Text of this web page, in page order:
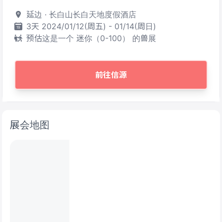
延边 · 长白山长白天地度假酒店
3天 2024/01/12(周五) - 01/14(周日)
预估这是一个 迷你（0-100） 的兽展
前往信源
展会地图